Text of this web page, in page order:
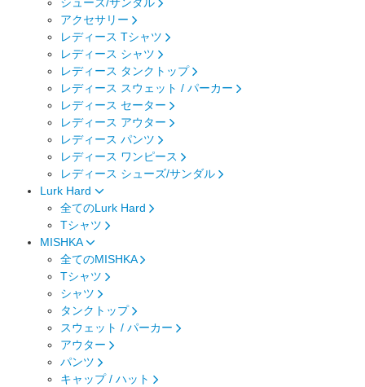
アクセサリー
レディース Tシャツ
レディース シャツ
レディース タンクトップ
レディース スウェット / パーカー
レディース セーター
レディース アウター
レディース パンツ
レディース ワンピース
レディース シューズ/サンダル
Lurk Hard
全てのLurk Hard
Tシャツ
MISHKA
全てのMISHKA
Tシャツ
シャツ
タンクトップ
スウェット / パーカー
アウター
パンツ
キャップ / ハット